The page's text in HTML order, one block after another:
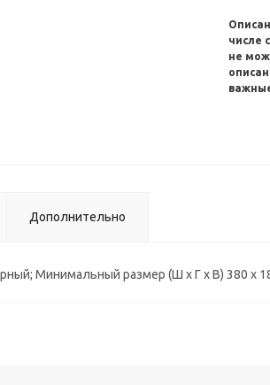
числе
не
Дополнительно
Минимальный размер (Ш x Г x В) 380 x